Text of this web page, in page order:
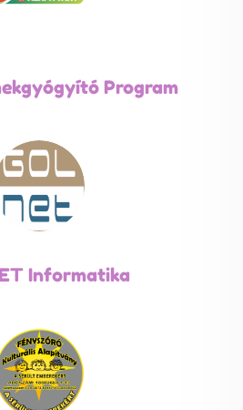
Program
Informatika